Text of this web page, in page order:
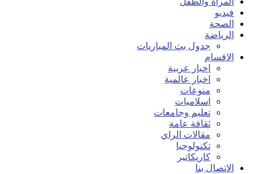
فيديو
الصحة
الرياضة
جدول بث المباريات
الاقسام
اخبار عربية
اخبار عالمية
منوعات
اسلاميات
تعليم وجامعات
ثقافة عامة
مقالات الراي
تكنولوجيا
كاريكاتير
الاتصال بنا